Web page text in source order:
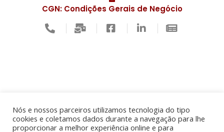
m
CGN: Condições Gerais de Negócio
Nós e nossos parceiros utilizamos tecnologia do tipo
cookies e coletamos dados durante a navegação para lhe
proporcionar a melhor experiência online e para